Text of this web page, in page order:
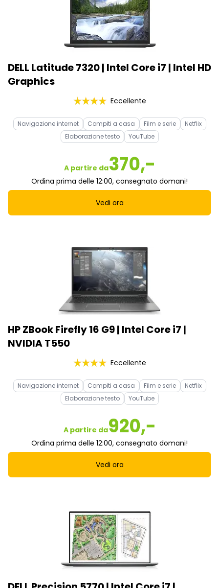
DELL Latitude 7320 | Intel Core i7 | Intel HD
Graphics
Eccellente
Navigazione internet Compiti a casa Film e serie
Netflix
Elaborazione testo
YouTube
A partire da370,-
Ordina prima delle 12:00, consegnato domani!
Vedi ora
HP ZBook Firefly 16 G9 | Intel Core i7 |
NVIDIA T550
Eccellente
Navigazione internet Compiti a casa Film e serie
Netflix
Elaborazione testo
YouTube
A partire da920,-
Ordina prima delle 12:00, consegnato domani!
Vedi ora